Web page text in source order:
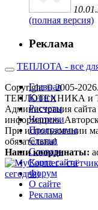
(полная версия)
Реклама
ТЕПЛОТА - все для
Главная
Книги
Расчеты
Чертежи
Программы
Статьи
Словарь
Карта сайта
Форум
О сайте
Реклама
Copyright © 2005-
ТЕПЛОТЕХНИКА и
Администрация
информацию.
При использовании
обязательна!
Наши координаты: